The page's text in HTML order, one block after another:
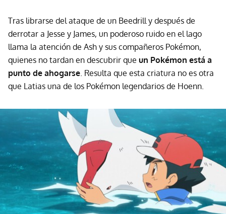
Tras librarse del ataque de un Beedrill y después de
derrotar a Jesse y James, un poderoso ruido en el lago
llama la atención de Ash y sus compañeros Pokémon,
quienes no tardan en descubrir que un Pokémon está a
punto de ahogarse . Resulta que esta criatura no es otra
que Latias una de los Pokémon legendarios de Hoenn.